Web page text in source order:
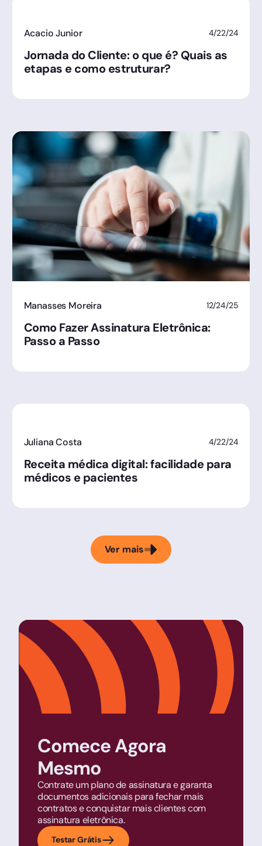
Acacio Junior 4/22/24
Jornada do Cliente: o que é? Quais as
etapas e como estruturar?
Manasses Moreira 12/24/25
Como Fazer Assinatura Eletrônica:
Passo a Passo
Juliana Costa 4/22/24
Receita médica digital: facilidade para
médicos e pacientes
Ver mais
Comece Agora
Mesmo
Contrate um plano de assinatura e garanta
documentos adicionais para fechar mais
contratos e conquistar mais clientes com
assinatura eletrônica.
Testar Grátis